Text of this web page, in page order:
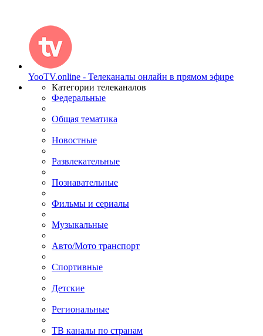
YooTV.online - Телеканалы онлайн в прямом эфире
Категории телеканалов
Федеральные
Общая тематика
Новостные
Развлекательные
Познавательные
Фильмы и сериалы
Музыкальные
Авто/Мото транспорт
Спортивные
Детские
Региональные
ТВ каналы по странам